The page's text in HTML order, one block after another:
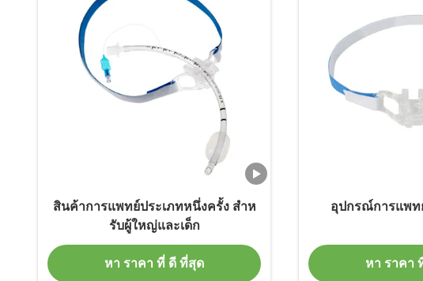
สินค้าการแพทย์ประเภทหนึ่งครั้ง สําห
รับผู้ใหญ่และเด็ก
หา ราคา ที่ ดี ที่สุด
อุปกรณ์การแพท
หา ราคา